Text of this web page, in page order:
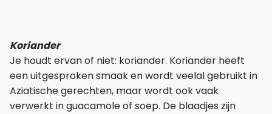
Koriander
Je houdt ervan of niet: koriander. Koriander heeft
een uitgesproken smaak en wordt veelal gebruikt in
Aziatische gerechten, maar wordt ook vaak
verwerkt in guacamole of soep. De blaadjes zijn